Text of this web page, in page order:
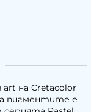
на Cretacolor
пигментите е